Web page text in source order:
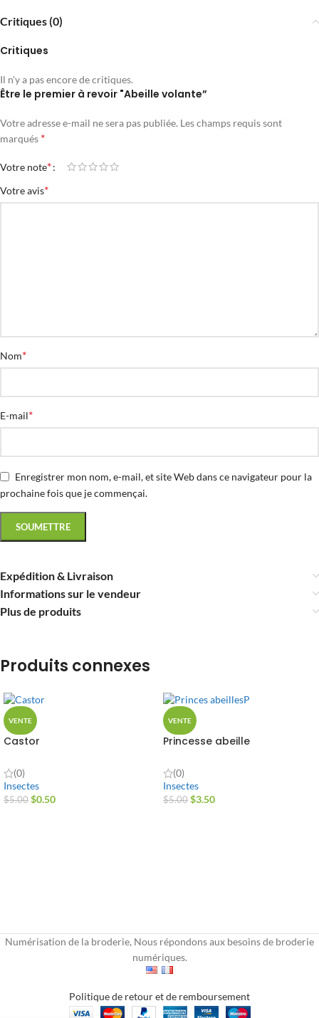
Critiques (0)
Critiques
Il n'y a pas encore de critiques.
Être le premier à revoir "Abeille volante”
Votre adresse e-mail ne sera pas publiée. Les champs requis sont
marqués *
Votre note*
Votre avis*
Nom*
E-mail*
Enregistrer mon nom, e-mail, et site Web dans ce navigateur pour la
prochaine fois que je commençai.
Expédition & Livraison
Informations sur le vendeur
Plus de produits
Produits connexes
VENTE
Castor
(0)
Insectes
$5.00 $0.50
VENTE
Princesse abeille
(0)
Insectes
$5.00 $3.50
Numérisation de la broderie, Nous répondons aux besoins de broderie
numériques.
Politique de retour et de remboursement